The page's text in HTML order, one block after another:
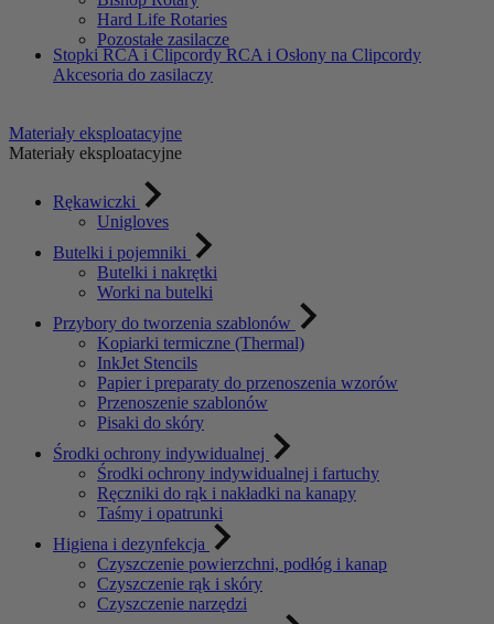
Hard Life Rotaries
Pozostałe zasilacze
Stopki RCA i Clipcordy RCA i Osłony na Clipcordy
Akcesoria do zasilaczy
Materiały eksploatacyjne
Materiały eksploatacyjne
Rękawiczki
Unigloves
Butelki i pojemniki
Butelki i nakrętki
Worki na butelki
Przybory do tworzenia szablonów
Kopiarki termiczne (Thermal)
InkJet Stencils
Papier i preparaty do przenoszenia wzorów
Przenoszenie szablonów
Pisaki do skóry
Środki ochrony indywidualnej
Środki ochrony indywidualnej i fartuchy
Ręczniki do rąk i nakładki na kanapy
Taśmy i opatrunki
Higiena i dezynfekcja
Czyszczenie powierzchni, podłóg i kanap
Czyszczenie rąk i skóry
Czyszczenie narzędzi